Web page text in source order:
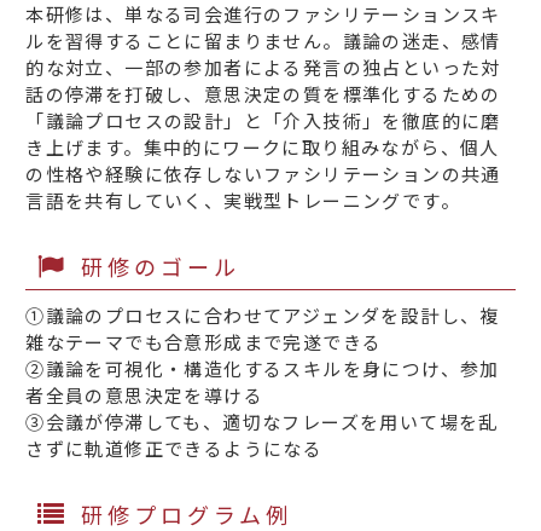
本研修は、単なる司会進行のファシリテーションスキ
ルを習得することに留まりません。議論の迷走、感情
的な対立、一部の参加者による発言の独占といった対
話の停滞を打破し、意思決定の質を標準化するための
「議論プロセスの設計」と「介入技術」を徹底的に磨
き上げます。集中的にワークに取り組みながら、個人
の性格や経験に依存しないファシリテーションの共通
言語を共有していく、実戦型トレーニングです。
研修のゴール
①議論のプロセスに合わせてアジェンダを設計し、複
雑なテーマでも合意形成まで完遂できる
②議論を可視化・構造化するスキルを身につけ、参加
者全員の意思決定を導ける
③会議が停滞しても、適切なフレーズを用いて場を乱
さずに軌道修正できるようになる
研修プログラム例